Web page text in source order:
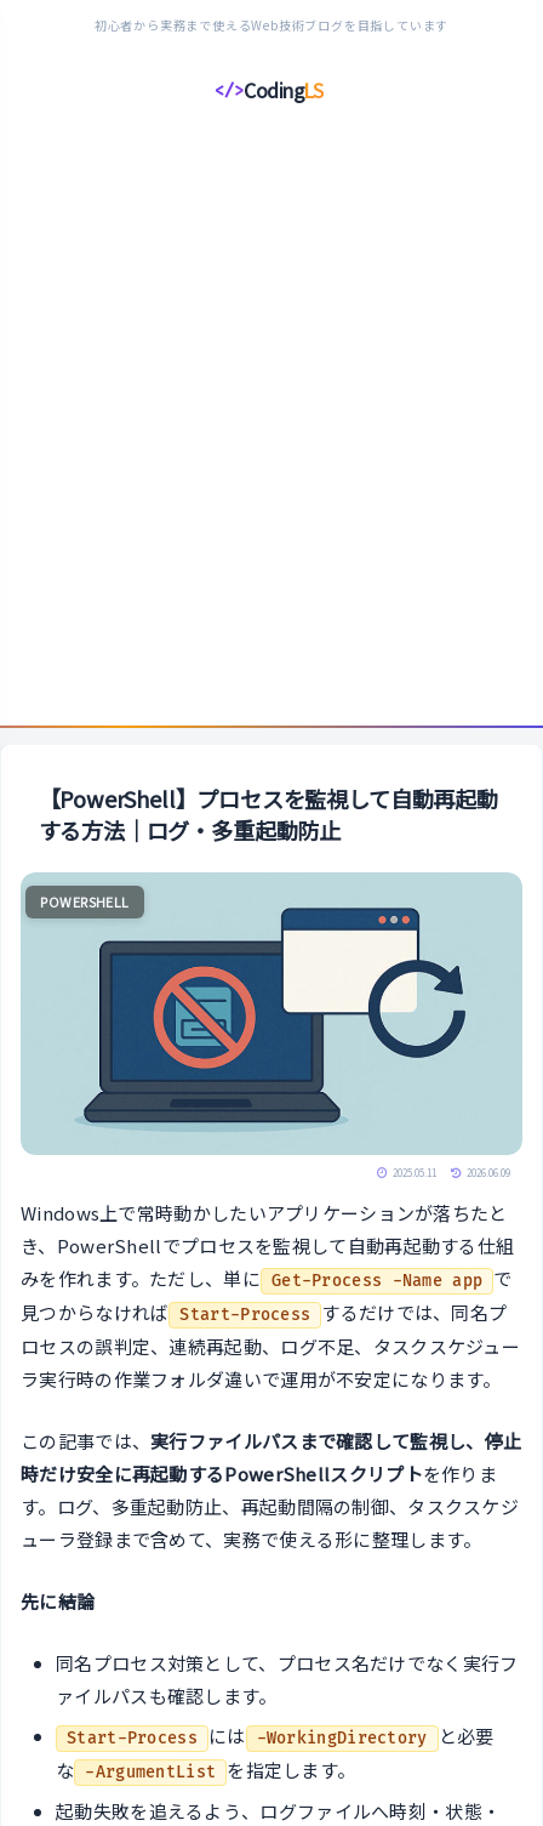
初心者から実務まで使えるWeb技術ブログを目指しています
</>CodingLS
コ
【PowerShell】プロセスを監視して自動再起動
する方法｜ログ・多重起動防止
POWERSHELL
2025.05.11 2026.06.09
Windows上で常時動かしたいアプリケーションが落ちたと
き、PowerShellでプロセスを監視して自動再起動する仕組
みを作れます。ただし、単に
Get-Process -Name app
で
見つからなければ Start-Process
するだけでは、同名プ
ロセスの誤判定、連続再起動、ログ不足、タスクスケジュー
ラ実行時の作業フォルダ違いで運用が不安定になります。
この記事では、 実行ファイルパスまで確認して監視し、停止
時だけ安全に再起動するPowerShellスクリプトを作りま
す。ログ、多重起動防止、再起動間隔の制御、タスクスケジ
ューラ登録まで含めて、実務で使える形に整理します。
先に結論
同名プロセス対策として、プロセス名だけでなく実行フ
ァイルパスも確認します。
Start-Process には -WorkingDirectory
と必要
な
-ArgumentList
を指定します。
起動失敗を追えるよう、ログファイルへ時刻・状態・